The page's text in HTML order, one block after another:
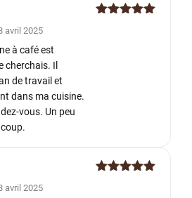
avril 2025
à café est
cherchais. Il
de travail et
dans ma cuisine.
vous. Un peu
avril 2025